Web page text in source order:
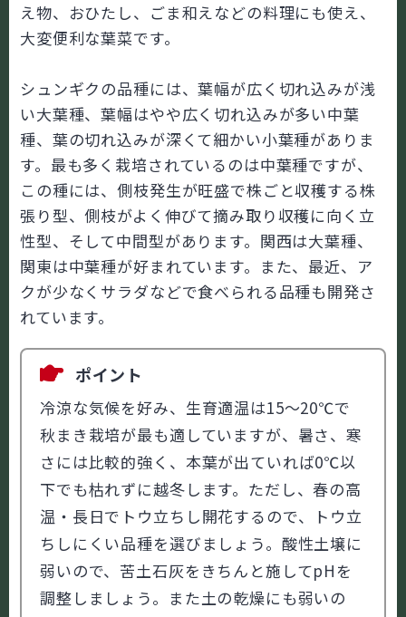
え物、おひたし、ごま和えなどの料理にも使え、
大変便利な葉菜です。
シュンギクの品種には、葉幅が広く切れ込みが浅
い大葉種、葉幅はやや広く切れ込みが多い中葉
種、葉の切れ込みが深くて細かい小葉種がありま
す。最も多く栽培されているのは中葉種ですが、
この種には、側枝発生が旺盛で株ごと収穫する株
張り型、側枝がよく伸びて摘み取り収穫に向く立
性型、そして中間型があります。関西は大葉種、
関東は中葉種が好まれています。また、最近、ア
クが少なくサラダなどで食べられる品種も開発さ
れています。
ポイント
冷涼な気候を好み、生育適温は15～20℃で
秋まき栽培が最も適していますが、暑さ、寒
さには比較的強く、本葉が出ていれば0℃以
下でも枯れずに越冬します。ただし、春の高
温・長日でトウ立ちし開花するので、トウ立
ちしにくい品種を選びましょう。酸性土壌に
弱いので、苦土石灰をきちんと施してpHを
調整しましょう。また土の乾燥にも弱いの